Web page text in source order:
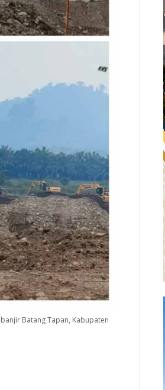
Batang Tapan, Kabupaten